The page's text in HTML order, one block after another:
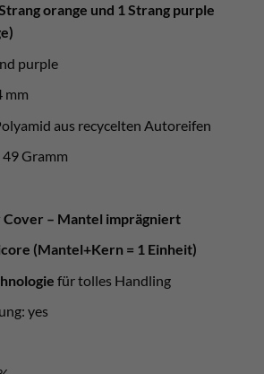
orange und 1 Strang purple
purple
mm
aus recycelten Autoreifen
Gramm
Cover – Mantel imprägniert
(Mantel+Kern = 1 Einheit)
für tolles Handling
yes